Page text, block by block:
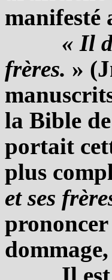
manifesté
« Il
frères. »
la Bible
portait
plus
et ses
Il